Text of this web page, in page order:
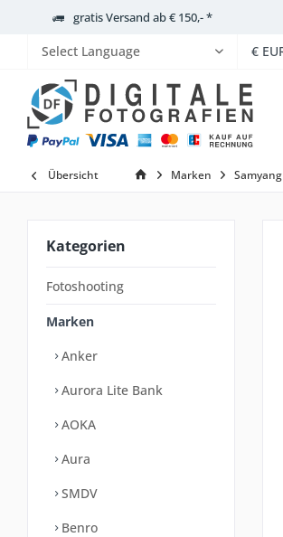
gratis Versand ab € 150,- *
Powered by
Übersicht Marken Samyang
Kategorien
Fotoshooting
Marken
Anker
Aurora Lite Bank
AOKA
Aura
SMDV
Benro